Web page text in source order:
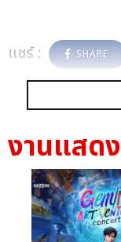
แชร์ : SHARE
งานแสดง